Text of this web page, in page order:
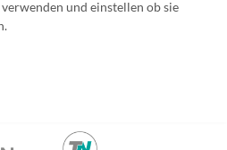
und einstellen ob sie